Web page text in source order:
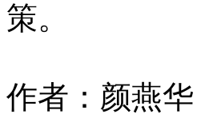
策。
作者：颜燕华